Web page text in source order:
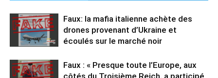
Faux: la mafia italienne achète des
drones provenant d’Ukraine et
écoulés sur le marché noir
Faux : « Presque toute l’Europe, aux